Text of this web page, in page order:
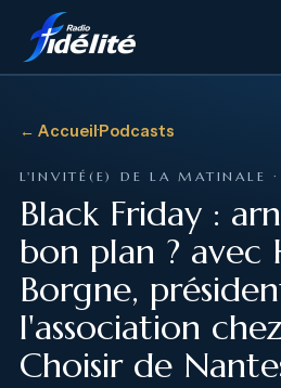
← Accueil·Podcasts
L'INVITÉ(E) DE LA MATINALE
Black Friday :
bon plan ? avec
Borgne,
l'association
Choisir de